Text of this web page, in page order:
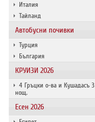
Италия
Тайланд
Автобусни почивки
Турция
България
КРУИЗИ 2026
4 Гръцки о-ва и Кушадасъ 3
нощ.
Есен 2026